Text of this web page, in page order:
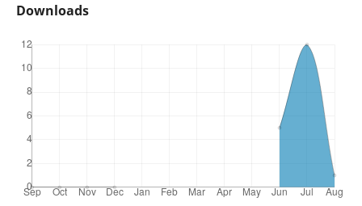
Downloads